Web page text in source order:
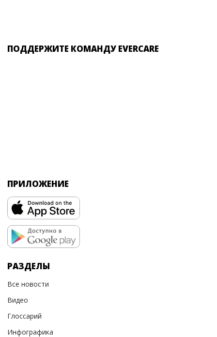
ПОДДЕРЖИТЕ КОМАНДУ EVERCARE
ПРИЛОЖЕНИЕ
РАЗДЕЛЫ
Все новости
Видео
Глоссарий
Инфографика